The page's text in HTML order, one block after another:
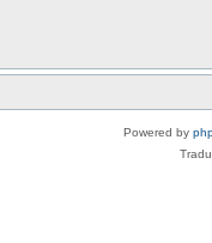
Powered by